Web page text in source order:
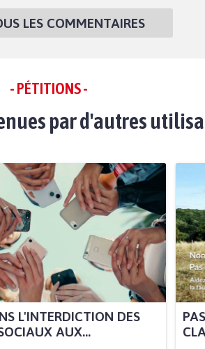
LES COMMENTAIRES
- PÉTITIONS -
par d'autres
L'INTERDICTION DES
AUX...